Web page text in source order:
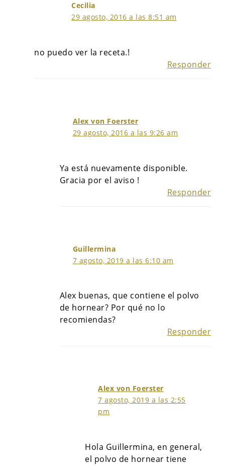
Cecilia
29 agosto, 2016 a las 8:51 am
no puedo ver la receta.!
Responder
Alex von Foerster
29 agosto, 2016 a las 9:26 am
Ya está nuevamente disponible.
Gracia por el aviso !
Responder
Guillermina
7 agosto, 2019 a las 6:10 am
Alex buenas, que contiene el polvo
de hornear? Por qué no lo
recomiendas?
Responder
Alex von Foerster
7 agosto, 2019 a las 2:55
pm
Hola Guillermina, en general,
el polvo de hornear tiene